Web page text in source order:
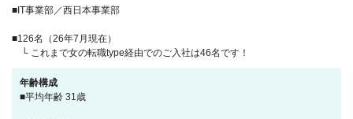
■IT事業部／西日本事業部
■126名（26年7月現在）
└ これまで女の転職type経由でのご入社は46名です！
年齢構成
■平均年齢 31歳